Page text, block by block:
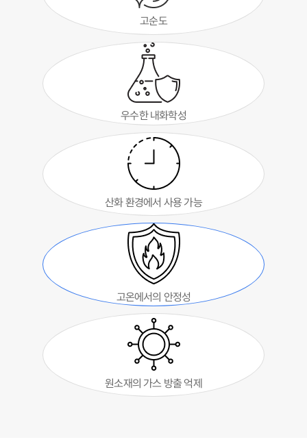
고순도
우수한 내화학성
산화 환경에서 사용 가능
고온에서의 안정성
원소재의 가스 방출 억제